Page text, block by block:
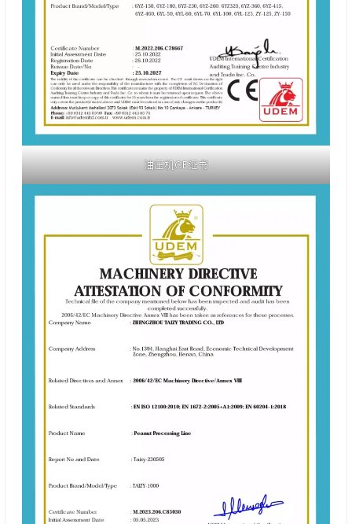
油压机CE证书